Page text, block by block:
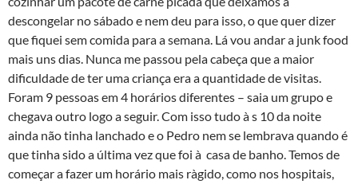
descongelar no sábado e nem deu para isso, o que quer dizer
que fiquei sem comida para a semana. Lá vou andar a junk food
mais uns dias. Nunca me passou pela cabeça que a maior
dificuldade de ter uma criança era a quantidade de visitas.
Foram 9 pessoas em 4 horários diferentes – saia um grupo e
chegava outro logo a seguir. Com isso tudo à s 10 da noite
ainda não tinha lanchado e o Pedro nem se lembrava quando é
que tinha sido a última vez que foi à casa de banho. Temos de
começar a fazer um horário mais rà­gido, como nos hospitais,